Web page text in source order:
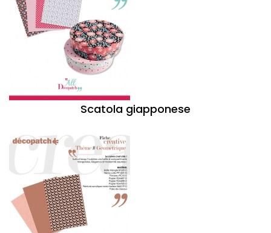
Scatola giapponese